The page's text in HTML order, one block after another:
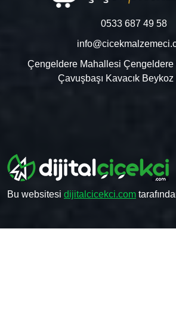
0533 687 49 58
Çengeldere Mahallesi
Çavuşbaşı Kavacık Beykoz
Bu websitesi dijitalcicekci.com